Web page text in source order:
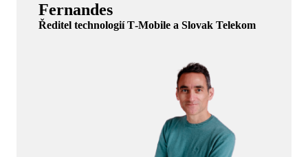
Fernandes
Ředitel technologií T‑Mobile a Slovak Telekom